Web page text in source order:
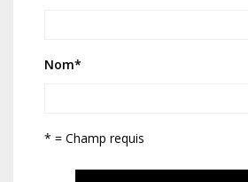
Nom*
* = Champ requis